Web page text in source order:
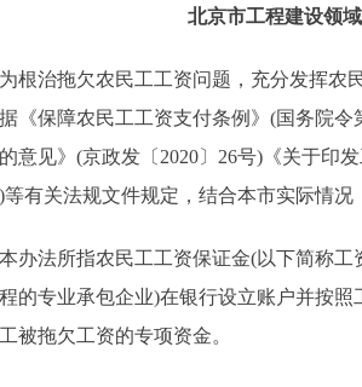
北京市工程建设领
拖欠农民工工资问题，充分发挥农民
《保障农民工工资支付条例》(国务院
意见》(京政发〔2020〕26号)《关于印
)等有关法规文件规定，结合本市实际情况
所指农民工工资保证金(以下简称工
的专业承包企业)在银行设立账户并按
被拖欠工资的专项资金。